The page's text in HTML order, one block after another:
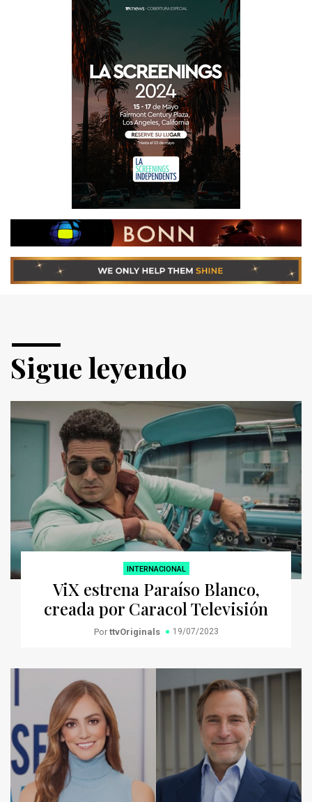
Sigue leyendo
INTERNACIONAL
ViX estrena Paraíso Blanco,
creada por Caracol Televisión
Por ttvOriginals 19/07/2023